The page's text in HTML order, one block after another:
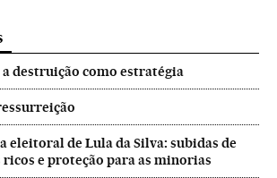
destruição como estratégia
eleitoral de Lula da Silva: subidas de
e proteção para as minorias